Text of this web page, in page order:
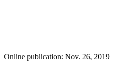
Online publication: Nov. 26, 2019